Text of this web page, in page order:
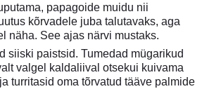
papagoide muidu nii
kõrvadele juba talutavaks, aga
näha. See ajas närvi mustaks.
siiski paistsid. Tumedad mügarikud
valgel kaldaliival otsekui kuivama
turritasid oma tõrvatud tääve palmide